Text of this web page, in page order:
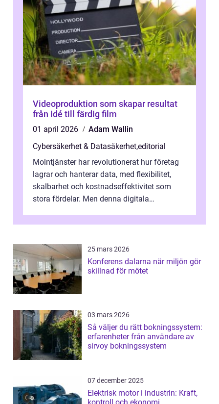
Videoproduktion som skapar resultat
från idé till färdig film
01 april 2026
Adam Wallin
Cybersäkerhet & Datasäkerhet,editorial
Molntjänster har revolutionerat hur företag
lagrar och hanterar data, med flexibilitet,
skalbarhet och kostnadseffektivitet som
stora fördelar. Men denna digitala
25 mars 2026
Konferens dalarna när miljön gör
skillnad för mötet
03 mars 2026
Så väljer du rätt bokningssystem:
erfarenheter från användare av
sirvoy bokningssystem
07 december 2025
Elektrisk motor i industrin: Kraft,